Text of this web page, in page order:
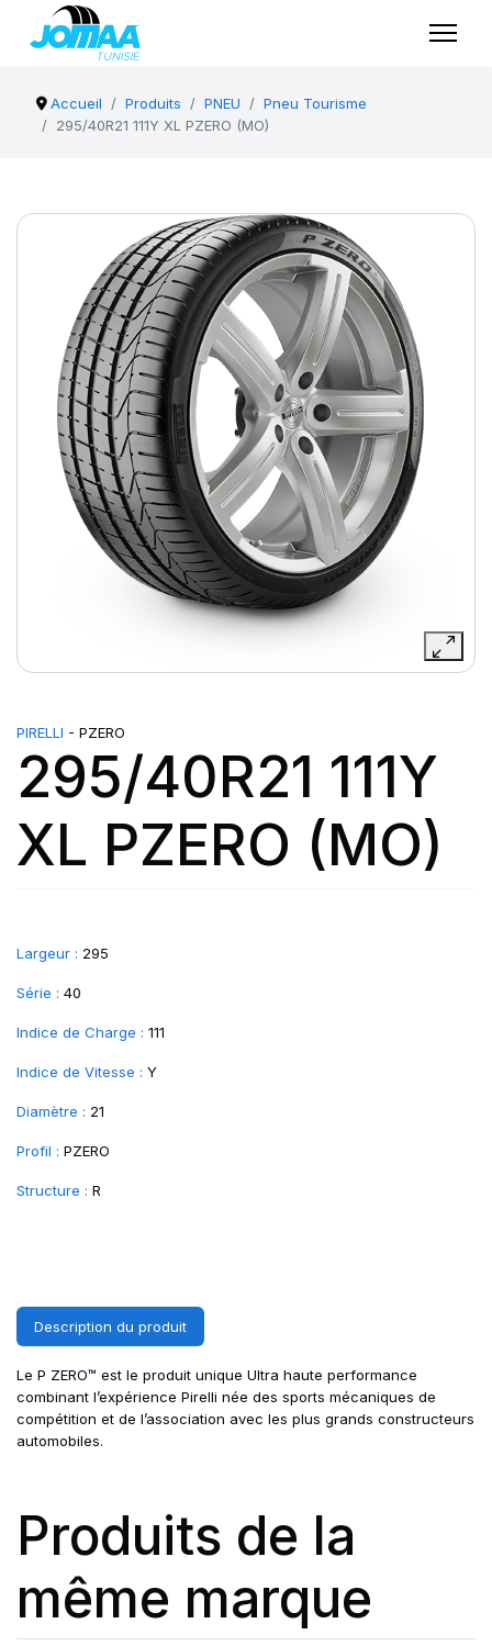
Accueil Produits PNEU
Pneu Tourisme
295/40R21 111Y XL PZERO (MO)
PIRELLI - PZERO
295/40R21 111Y
XL PZERO (MO)
Largeur : 295
Série : 40
Indice de Charge : 111
Indice de Vitesse : Y
Diamètre : 21
Profil : PZERO
Structure : R
Description du produit
Le P ZERO™ est le produit unique Ultra haute performance
combinant l’expérience Pirelli née des sports mécaniques de
compétition et de l’association avec les plus grands constructeurs
automobiles.
Produits de la
même marque